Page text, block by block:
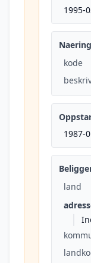
1995-
kode
1987-
land